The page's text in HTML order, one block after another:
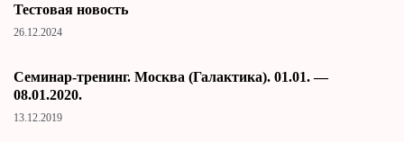
Тестовая новость
26.12.2024
Cеминар-тренинг. Москва (Галактика). 01.01. —
08.01.2020.
13.12.2019